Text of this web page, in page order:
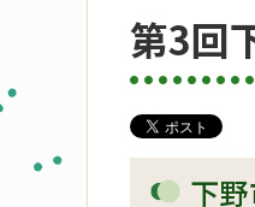
第3回
下